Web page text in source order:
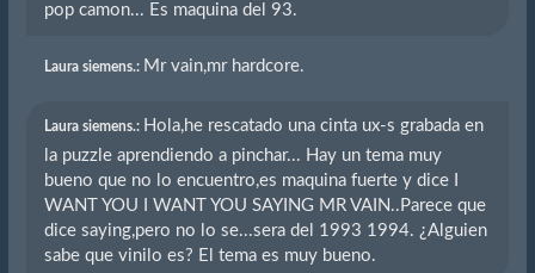
pop camon... Es maquina del 93.
Laura siemens.: Mr vain,mr hardcore.
Laura siemens.: Hola,he rescatado una cinta ux-s grabada en
la puzzle aprendiendo a pinchar... Hay un tema muy
bueno que no lo encuentro,es maquina fuerte y dice I
WANT YOU I WANT YOU SAYING MR VAIN..Parece que
dice saying,pero no lo se...sera del 1993 1994. ¿Alguien
sabe que vinilo es? El tema es muy bueno.